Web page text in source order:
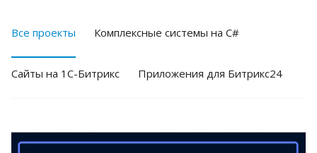
Все проекты Комплексные системы на C#
Cайты на 1С-Битрикс Приложения для Битрикс24